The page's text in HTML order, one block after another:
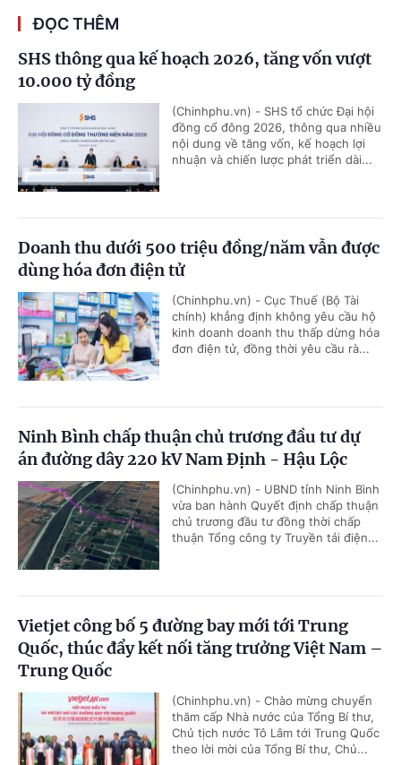
ĐỌC THÊM
SHS thông qua kế hoạch 2026, tăng vốn vượt
10.000 tỷ đồng
(Chinhphu.vn) - SHS tổ chức Đại hội
đồng cổ đông 2026, thông qua nhiều
nội dung về tăng vốn, kế hoạch lợi
nhuận và chiến lược phát triển dài...
Doanh thu dưới 500 triệu đồng/năm vẫn được
dùng hóa đơn điện tử
(Chinhphu.vn) - Cục Thuế (Bộ Tài
chính) khẳng định không yêu cầu hộ
kinh doanh doanh thu thấp dừng hóa
đơn điện tử, đồng thời yêu cầu rà...
Ninh Bình chấp thuận chủ trương đầu tư dự
án đường dây 220 kV Nam Định - Hậu Lộc
(Chinhphu.vn) - UBND tỉnh Ninh Bình
vừa ban hành Quyết định chấp thuận
chủ trương đầu tư đồng thời chấp
thuận Tổng công ty Truyền tải điện...
Vietjet công bố 5 đường bay mới tới Trung
Quốc, thúc đẩy kết nối tăng trưởng Việt Nam –
Trung Quốc
(Chinhphu.vn) - Chào mừng chuyến
thăm cấp Nhà nước của Tổng Bí thư,
Chủ tịch nước Tô Lâm tới Trung Quốc
theo lời mời của Tổng Bí thư, Chủ...